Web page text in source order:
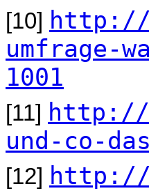
[10] http://
umfrage-
1001
[11] http://
und-co-
[12] http://